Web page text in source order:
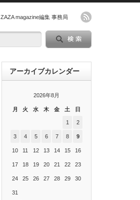
ZAZA magazine編集 事務局
アーカイブカレンダー
2026年8月
月 火 水 木 金 土 日
1 2
3 4 5 6 7 8 9
10 11 12 13 14 15 16
17 18 19 20 21 22 23
24 25 26 27 28 29 30
31